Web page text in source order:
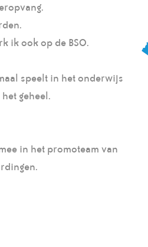
ik ook op de BSO.
speelt in het onderwijs
geheel.
in het promoteam van